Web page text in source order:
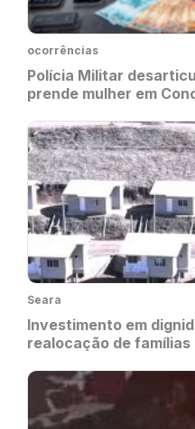
ocorrências
Polícia Militar
prende mulher em
Seara
Investimento em
realocação de